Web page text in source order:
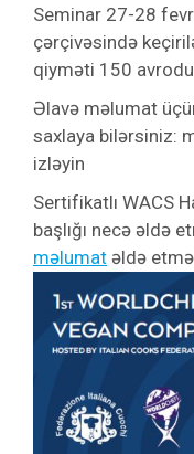
Seminar 27-28
çərçivəsində
qiyməti 150
Əlavə məlumat
saxlaya bilərsiniz:
izləyin
Sertifikatlı WACS
başlığı necə əldə
məlumat əldə